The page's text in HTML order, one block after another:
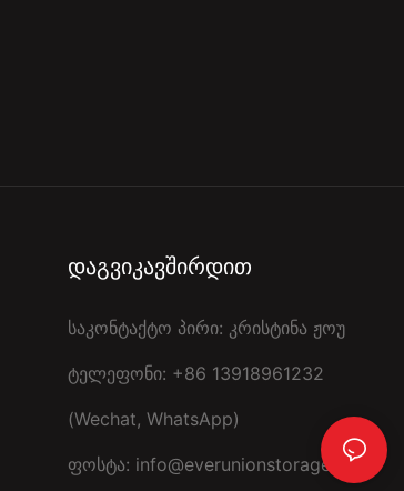
Დაგვიკავშირდით
საკონტაქტო პირი: კრისტინა ჟოუ
ტელეფონი: +86 13918961232
(Wechat, WhatsApp)
ფოსტა: info@everunionstorage.com